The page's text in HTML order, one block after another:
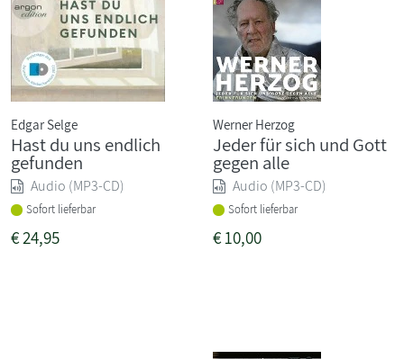
Edgar Selge
Hast du uns endlich
gefunden
Audio (MP3-CD)
Sofort lieferbar
€24,95
Werner Herzog
Jeder für sich und Gott
gegen alle
Audio (MP3-CD)
Sofort lieferbar
€10,00